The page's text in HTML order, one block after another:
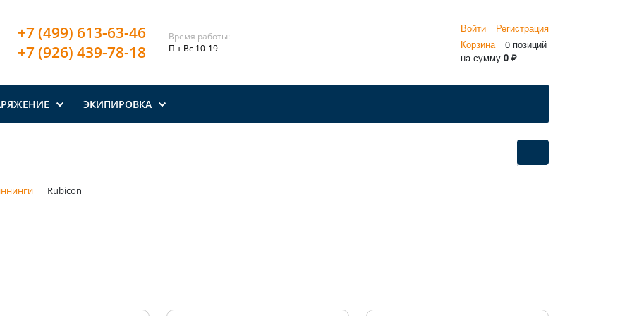
Войти
Регистрация
Корзина
0 позиций
на сумму 0 ₽
+7 (499) 613-63-46
+7 (926) 439-78-18
Время работы:
Пн-Вс 10-19
ЭКИПИРОВКА
Rubicon